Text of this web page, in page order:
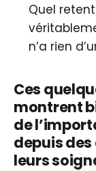
Quel
n’a rien
Ces
montrent
de
depuis des
leurs